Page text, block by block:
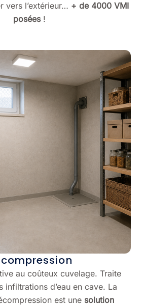
vers l’extérieur… + de 4000 VMI
posées!
au coûteux cuvelage. Traite
infiltrations d’eau en cave. La
est une solution